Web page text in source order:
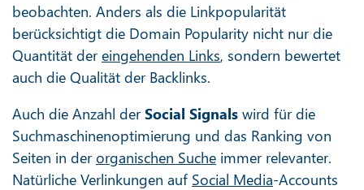
beobachten. Anders als die Linkpopularität
berücksichtigt die Domain Popularity nicht nur die
Quantität dereingehenden Links, sondern bewertet
auch die Qualität der Backlinks.
Auch die Anzahl derSocial Signals wird für die
Suchmaschinenoptimierung und das Ranking von
Seiten in derorganischen Suche immer relevanter.
Natürliche Verlinkungen auf Social Media-Accounts